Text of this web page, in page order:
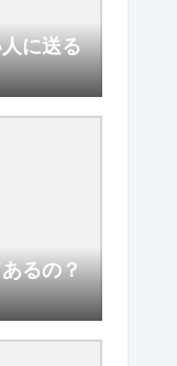
に送る
るの？